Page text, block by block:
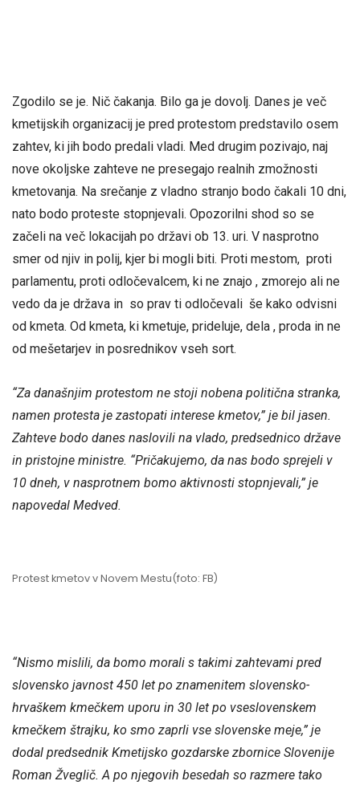
Zgodilo se je. Nič čakanja. Bilo ga je dovolj. Danes je več
kmetijskih organizacij je pred protestom predstavilo osem
zahtev, ki jih bodo predali vladi. Med drugim pozivajo, naj
nove okoljske zahteve ne presegajo realnih zmožnosti
kmetovanja. Na srečanje z vladno stranjo bodo čakali 10 dni,
nato bodo proteste stopnjevali. Opozorilni shod so se
začeli na več lokacijah po državi ob 13. uri. V nasprotno
smer od njiv in polij, kjer bi mogli biti. Proti mestom, proti
parlamentu, proti odločevalcem, ki ne znajo , zmorejo ali ne
vedo da je država in so prav ti odločevali še kako odvisni
od kmeta. Od kmeta, ki kmetuje, prideluje, dela , proda in ne
od mešetarjev in posrednikov vseh sort.
“Za današnjim protestom ne stoji nobena politična stranka,
namen protesta je zastopati interese kmetov,” je bil jasen.
Zahteve bodo danes naslovili na vlado, predsednico države
in pristojne ministre. “Pričakujemo, da nas bodo sprejeli v
10 dneh, v nasprotnem bomo aktivnosti stopnjevali,” je
napovedal Medved.
Protest kmetov v Novem Mestu(foto: FB)
“Nismo mislili, da bomo morali s takimi zahtevami pred
slovensko javnost 450 let po znamenitem slovensko-
hrvaškem kmečkem uporu in 30 let po vseslovenskem
kmečkem štrajku, ko smo zaprli vse slovenske meje,” je
dodal predsednik Kmetijsko gozdarske zbornice Slovenije
Roman Žveglič. A po njegovih besedah so razmere tako